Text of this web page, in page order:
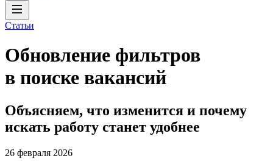
Статьи
Обновление фильтров
в поиске вакансий
Объясняем, что изменится и почему
искать работу станет удобнее
26 февраля 2026